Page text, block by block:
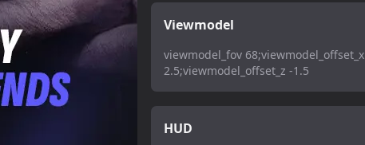
Viewmodel
viewmodel_fov 68;viewmodel_offset_x
2.5;viewmodel_offset_z -1.5
HUD